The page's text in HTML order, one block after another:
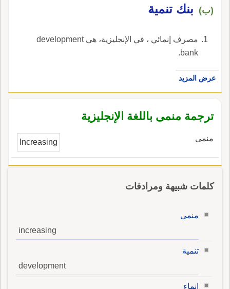
(ب) بنك تنمية
مصرف إنمائي ، في الإنجليزية، هي development
bank.
عرض المزيد
ترجمة منمى باللغة الإنجليزية
منمى Increasing
كلمات شبيهة ومرادفات
منمى
increasing
تنمية
development
إنماء